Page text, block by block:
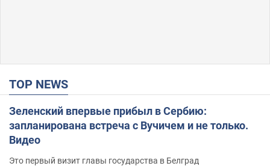
TOP NEWS
Зеленский впервые прибыл в Сербию:
запланирована встреча с Вучичем и не только.
Видео
Это первый визит главы государства в Белград